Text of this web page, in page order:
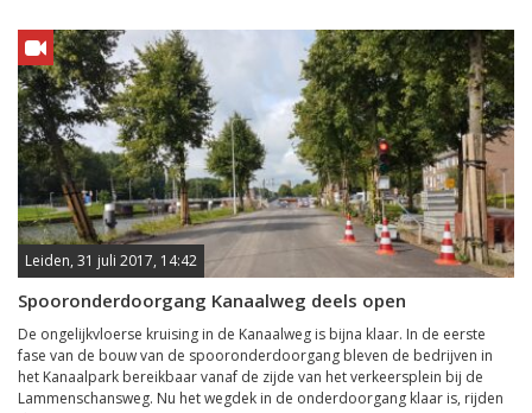
Leiden, 31 juli 2017, 14:42
Spooronderdoorgang Kanaalweg deels open
De ongelijkvloerse kruising in de Kanaalweg is bijna klaar. In de eerste
fase van de bouw van de spooronderdoorgang bleven de bedrijven in
het Kanaalpark bereikbaar vanaf de zijde van het verkeersplein bij de
Lammenschansweg. Nu het wegdek in de onderdoorgang klaar is, rijden